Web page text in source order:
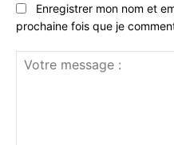
Enregistrer mon nom et
prochaine fois que je